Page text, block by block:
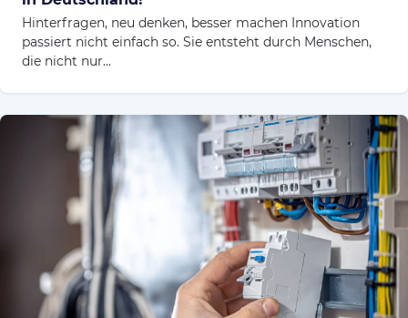
Hinterfragen, neu denken, besser machen Innovation
passiert nicht einfach so. Sie entsteht durch Menschen,
die nicht nur...